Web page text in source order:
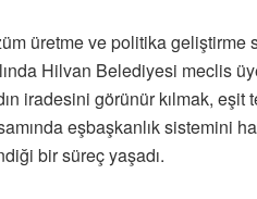
üretme ve politika geliştirme
Hilvan Belediyesi meclis
iradesini görünür kılmak, eşit
eşbaşkanlık sistemini
bir süreç yaşadı.